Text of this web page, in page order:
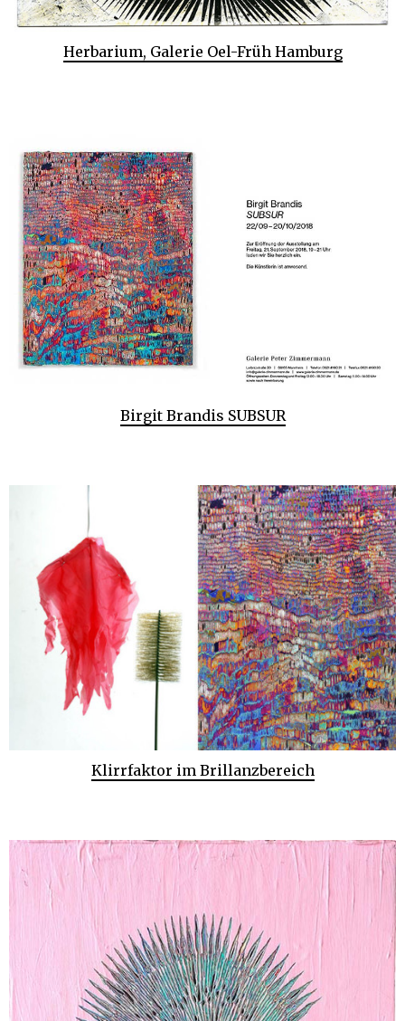
Herbarium, Galerie Oel-Früh Hamburg
Birgit Brandis SUBSUR
Klirrfaktor im Brillanzbereich